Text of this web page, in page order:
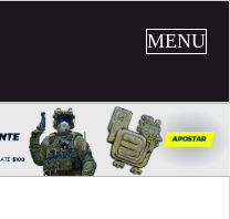
MENU